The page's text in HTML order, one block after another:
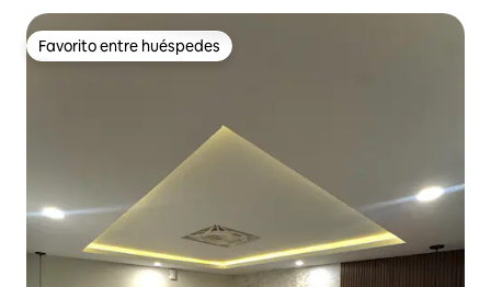
Favorito entre huéspedes
Favorito entre huéspedes